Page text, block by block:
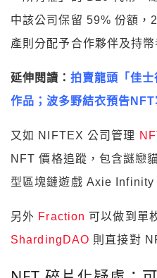
中該公司保留 59% 份額
產則分配予合作夥伴及持幣
延伸閱讀： 拍賣龍頭「佳
作品；波多野結衣預告
又如 NIFTEX 公司管理
NFT 價格追蹤，包含謎戀
型區塊鏈遊戲 Axie Infinity
另外 Fraction 可以做到單
ShardingDAO 則直接對